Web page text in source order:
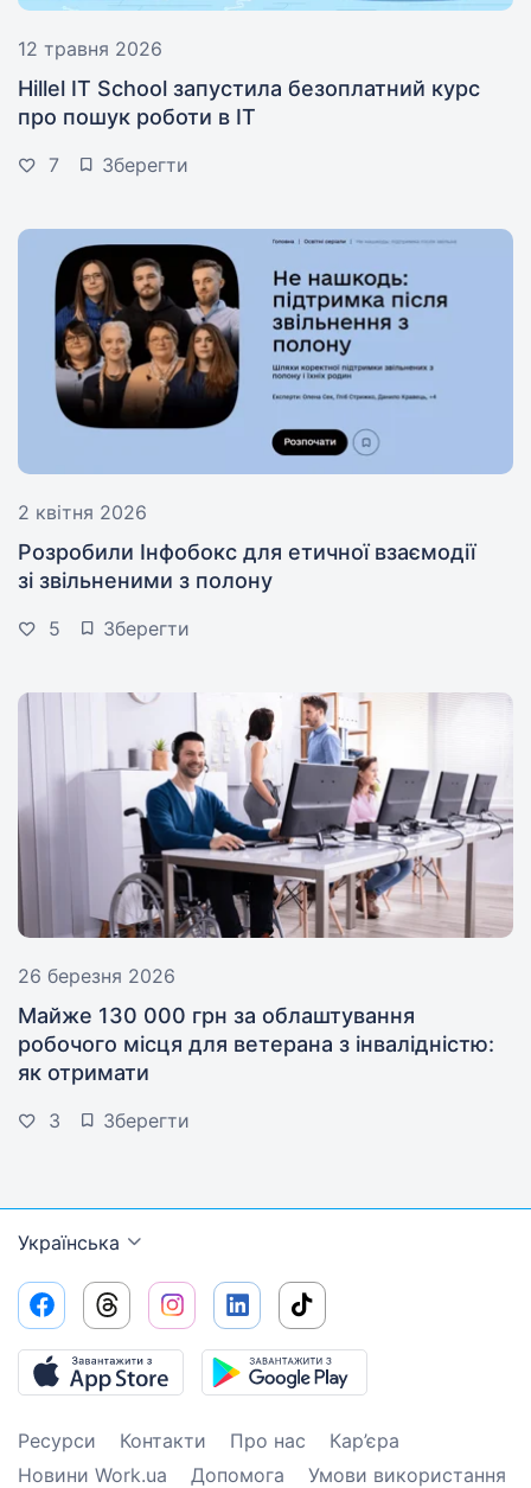
12 травня 2026
Hillel IT School запустила безоплатний курс
про пошук роботи в IT
7 Зберегти
2 квітня 2026
Розробили Інфобокс для етичної взаємодії
зі звільненими з полону
5 Зберегти
26 березня 2026
Майже 130 000 грн за облаштування
робочого місця для ветерана з інвалідністю:
як отримати
3 Зберегти
Українська
Ресурси Контакти Про нас
Кар’єра
Новини Work.ua
Допомога Умови використання